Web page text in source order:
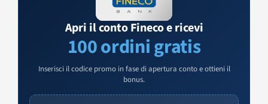
Apri il conto Fineco e ricevi
100 ordini gratis
Inserisci il codice promo in fase di apertura conto e ottieni il
bonus.